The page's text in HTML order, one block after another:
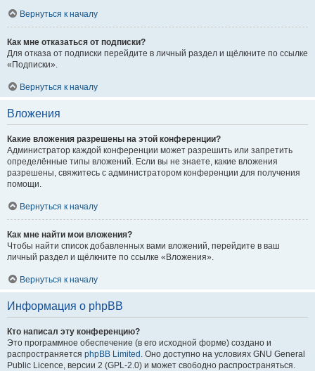
Вернуться к началу
Как мне отказаться от подписки?
Для отказа от подписки перейдите в личный раздел и щёлкните по ссылке
«Подписки».
Вернуться к началу
Вложения
Какие вложения разрешены на этой конференции?
Администратор каждой конференции может разрешить или запретить
определённые типы вложений. Если вы не знаете, какие вложения
разрешены, свяжитесь с администратором конференции для получения
помощи.
Вернуться к началу
Как мне найти мои вложения?
Чтобы найти список добавленных вами вложений, перейдите в ваш
личный раздел и щёлкните по ссылке «Вложения».
Вернуться к началу
Информация о phpBB
Кто написал эту конференцию?
Это программное обеспечение (в его исходной форме) создано и
распространяется phpBB Limited . Оно доступно на условиях GNU General
Public Licence, версии 2 (GPL-2.0) и может свободно распространяться.